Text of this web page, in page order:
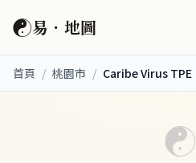
☯易．地圖
首頁 / 桃園市 / Caribe Virus TPE
☯